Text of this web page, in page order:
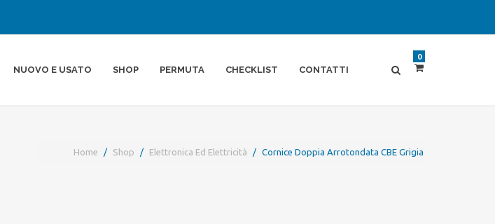
NUOVO E USATO SHOP PERMUTA CHECKLIST CONTATTI
0
Home Shop Elettronica Ed Elettricità Cornice Doppia Arrotondata CBE Grigia